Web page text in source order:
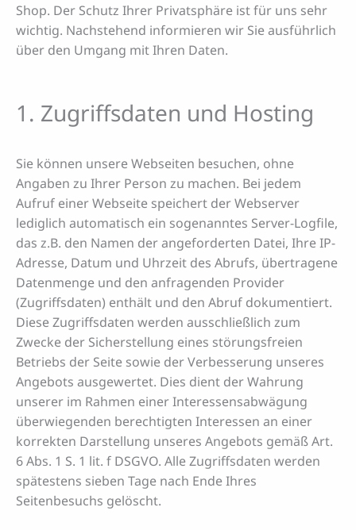
Shop. Der Schutz Ihrer Privatsphäre ist für uns sehr
wichtig. Nachstehend informieren wir Sie ausführlich
über den Umgang mit Ihren Daten.
1. Zugriffsdaten und Hosting
Sie können unsere Webseiten besuchen, ohne
Angaben zu Ihrer Person zu machen. Bei jedem
Aufruf einer Webseite speichert der Webserver
lediglich automatisch ein sogenanntes Server-Logfile,
das z.B. den Namen der angeforderten Datei, Ihre IP-
Adresse, Datum und Uhrzeit des Abrufs, übertragene
Datenmenge und den anfragenden Provider
(Zugriffsdaten) enthält und den Abruf dokumentiert.
Diese Zugriffsdaten werden ausschließlich zum
Zwecke der Sicherstellung eines störungsfreien
Betriebs der Seite sowie der Verbesserung unseres
Angebots ausgewertet. Dies dient der Wahrung
unserer im Rahmen einer Interessensabwägung
überwiegenden berechtigten Interessen an einer
korrekten Darstellung unseres Angebots gemäß Art.
6 Abs. 1 S. 1 lit. f DSGVO. Alle Zugriffsdaten werden
spätestens sieben Tage nach Ende Ihres
Seitenbesuchs gelöscht.